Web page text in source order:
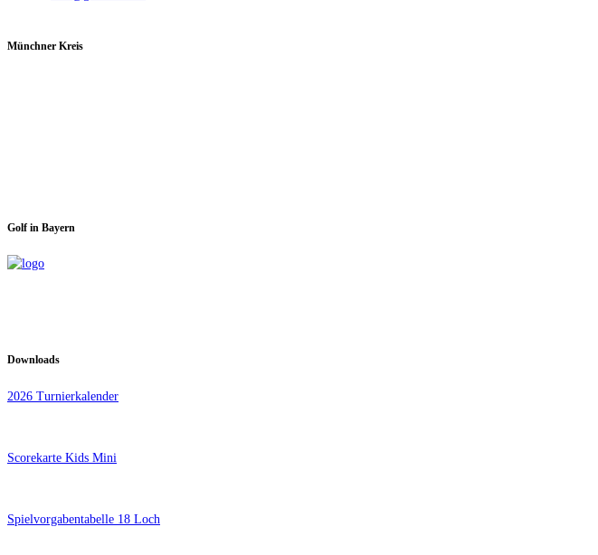
Münchner Kreis
Golf in Bayern
Downloads
2026 Turnierkalender
Scorekarte Kids Mini
Spielvorgabentabelle 18 Loch